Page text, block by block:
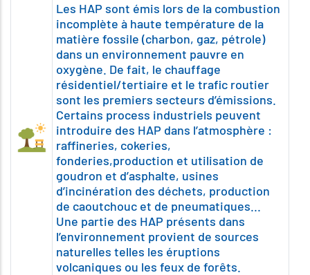
Les HAP sont émis lors de la combustion
incomplète à haute température de la
matière fossile (charbon, gaz, pétrole)
dans un environnement pauvre en
oxygène. De fait, le chauffage
résidentiel/tertiaire et le trafic routier
sont les premiers secteurs d’émissions.
Certains process industriels peuvent
introduire des HAP dans l’atmosphère :
raffineries, cokeries,
fonderies,production et utilisation de
goudron et d’asphalte, usines
d’incinération des déchets, production
de caoutchouc et de pneumatiques...
Une partie des HAP présents dans
l’environnement provient de sources
naturelles telles les éruptions
volcaniques ou les feux de forêts.